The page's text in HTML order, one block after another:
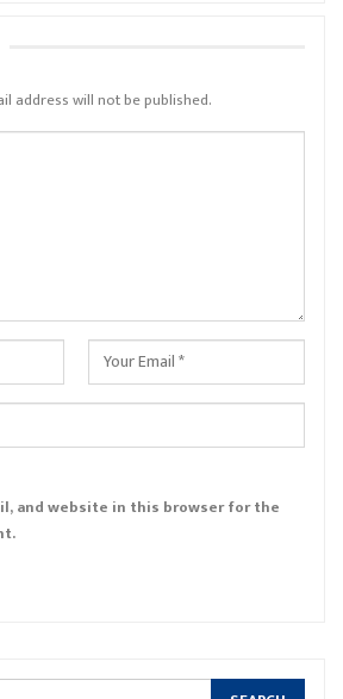
address will not be published.
and website in this browser for the